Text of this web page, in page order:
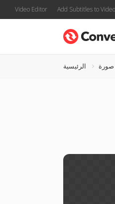
Video Editor Add Subtitles to Video
الرئيسية صورة